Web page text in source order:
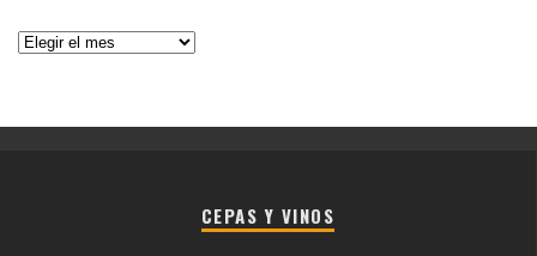
Histórico
CEPAS Y VINOS